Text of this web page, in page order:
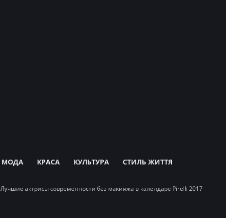
МОДА КРАСА КУЛЬТУРА СТИЛЬ ЖИТТЯ
Лучшие актрисы современности без макияжа в календаре Pirelli 2017